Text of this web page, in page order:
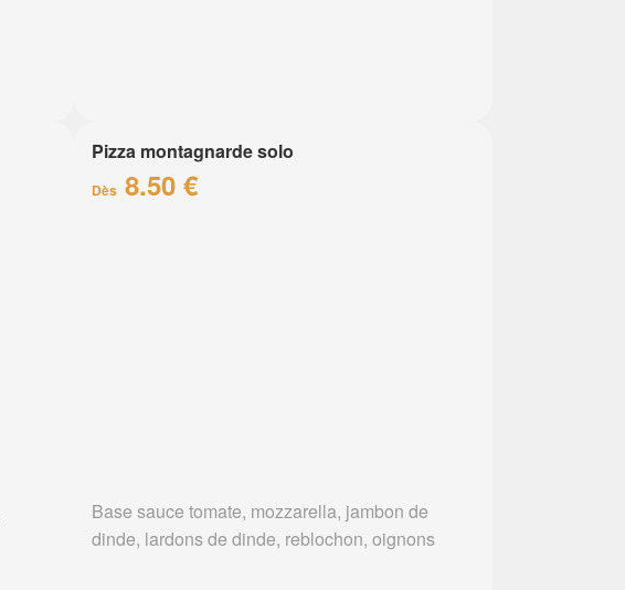
Pizza montagnarde solo
Dès 8.50 €
Base sauce tomate, mozzarella, jambon de
dinde, lardons de dinde, reblochon, oignons